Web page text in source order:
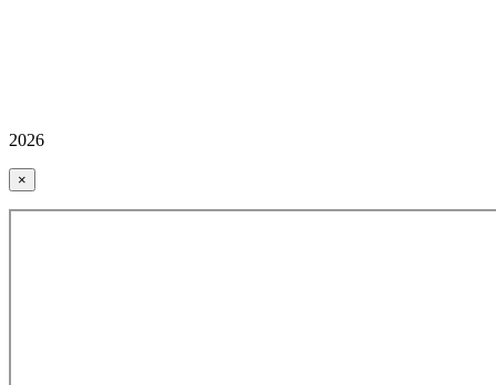
2026
×